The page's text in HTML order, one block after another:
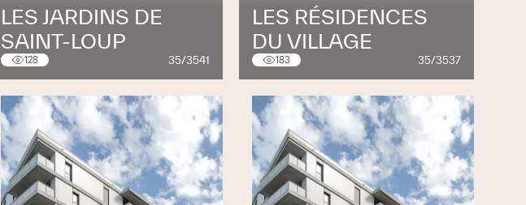
LES JARDINS DE
SAINT-LOUP
128 35/3541
LES RÉSIDENCES
DU VILLAGE
183 35/3537